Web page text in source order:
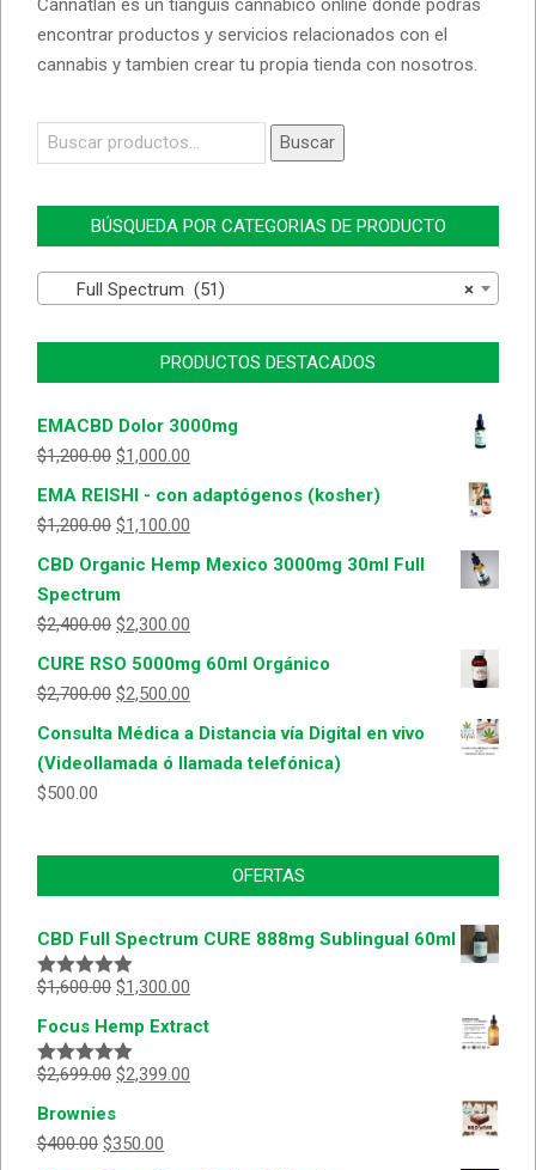
Cannatlan es un tianguis cannabico online donde podras
encontrar productos y servicios relacionados con el
cannabis y tambien crear tu propia tienda con nosotros.
Buscar
por:
Buscar
BÚSQUEDA POR CATEGORIAS DE PRODUCTO
×
Full Spectrum (51)
PRODUCTOS DESTACADOS
EMACBD Dolor 3000mg
$1,200.00 $1,000.00
EMA REISHI - con adaptógenos (kosher)
$1,200.00 $1,100.00
CBD Organic Hemp Mexico 3000mg 30ml Full
Spectrum
$2,400.00 $2,300.00
CURE RSO 5000mg 60ml Orgánico
$2,700.00 $2,500.00
Consulta Médica a Distancia vía Digital en vivo
(Videollamada ó llamada telefónica)
$500.00
OFERTAS
CBD Full Spectrum CURE 888mg Sublingual 60ml
Valorado
5
$1,600.00 $1,300.00
Focus Hemp Extract
Valorado
5
$2,699.00 $2,399.00
Brownies
$400.00 $350.00